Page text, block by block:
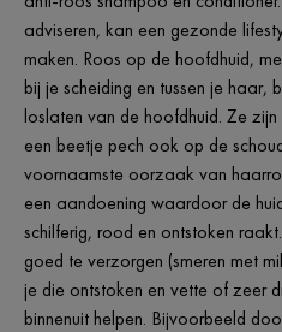
adviseren, kan een gezonde
maken. Roos op de hoofdhuid,
bij je scheiding en tussen je haar,
loslaten van de hoofdhuid. Ze
een beetje pech ook op de
voornaamste oorzaak van
een aandoening waardoor de
schilferig, rood en ontstoken raakt.
goed te verzorgen (smeren met
je die ontstoken en vette of zeer
binnenuit helpen. Bijvoorbeeld